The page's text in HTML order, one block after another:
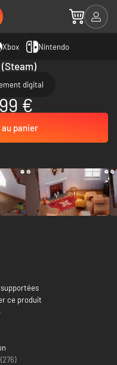
Xbox Nintendo
(Steam)
digital
€
panier
ce produit
(276)